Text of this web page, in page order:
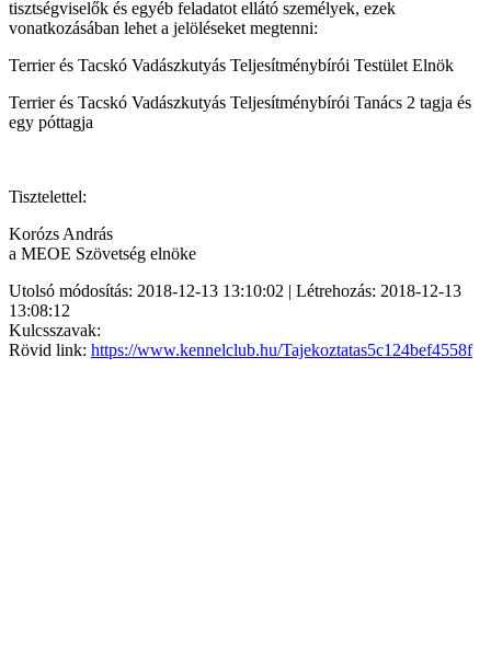
tisztségviselők és egyéb feladatot ellátó személyek, ezek
vonatkozásában lehet a jelöléseket megtenni:
Terrier és Tacskó Vadászkutyás Teljesítménybírói Testület Elnök
Terrier és Tacskó Vadászkutyás Teljesítménybírói Tanács 2 tagja és
egy póttagja
Tisztelettel:
Korózs András
a MEOE Szövetség elnöke
Utolsó módosítás: 2018-12-13 13:10:02 | Létrehozás: 2018-12-13
13:08:12
Kulcsszavak:
Rövid link: https://www.kennelclub.hu/Tajekoztatas5c124bef4558f